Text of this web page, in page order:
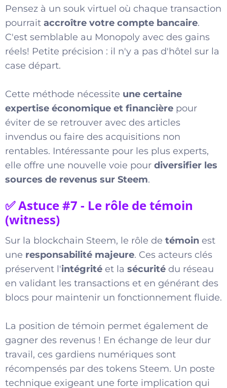
Pensez à un souk virtuel où chaque transaction
pourrait accroître votre compte bancaire.
C'est semblable au Monopoly avec des gains
réels! Petite précision : il n'y a pas d'hôtel sur la
case départ.
Cette méthode nécessite une certaine
expertise économique et financière pour
éviter de se retrouver avec des articles
invendus ou faire des acquisitions non
rentables. Intéressante pour les plus experts,
elle offre une nouvelle voie pour diversifier les
sources de revenus sur Steem.
✅ Astuce #7 - Le rôle de témoin
(witness)
Sur la blockchain Steem, le rôle de témoin est
une responsabilité majeure. Ces acteurs clés
préservent l'intégrité et la sécurité du réseau
en validant les transactions et en générant des
blocs pour maintenir un fonctionnement fluide.
La position de témoin permet également de
gagner des revenus ! En échange de leur dur
travail, ces gardiens numériques sont
récompensés par des tokens Steem. Un poste
technique exigeant une forte implication qui